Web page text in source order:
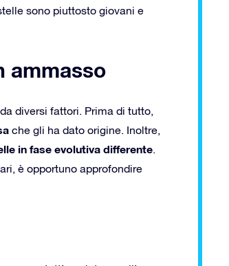
sono piuttosto giovani e
ammasso
diversi fattori. Prima di tutto,
che gli ha dato origine. Inoltre,
in fase evolutiva differente.
è opportuno approfondire